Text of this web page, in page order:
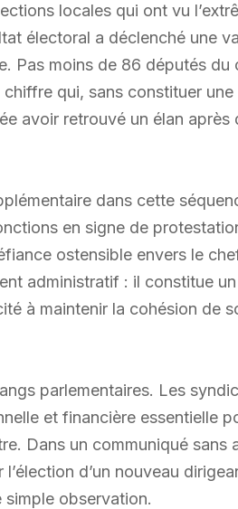
locales qui ont vu
électoral a déclenché une
Pas moins de 86 députés du
qui, sans constituer
avoir retrouvé un élan après
dans cette
en signe de
ostensible envers le
administratif : il constitue
à maintenir la cohésion de
parlementaires. Les
et financière essentielle
Dans un communiqué
d’un nouveau
simple observation.